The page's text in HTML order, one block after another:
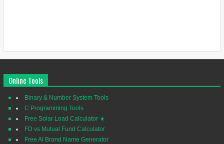
Online Tools
Binary & Number System Tools
C Programming Tools
Free Solar Load Calculator ☀️
FD vs Mutual Fund Calculator
Free AI Brand Name Generator